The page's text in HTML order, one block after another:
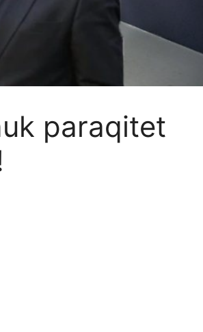
paraqitet